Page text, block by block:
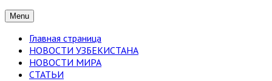
Menu
Главная страница
НОВОСТИ УЗБЕКИСТАНА
НОВОСТИ МИРА
СТАТЬИ